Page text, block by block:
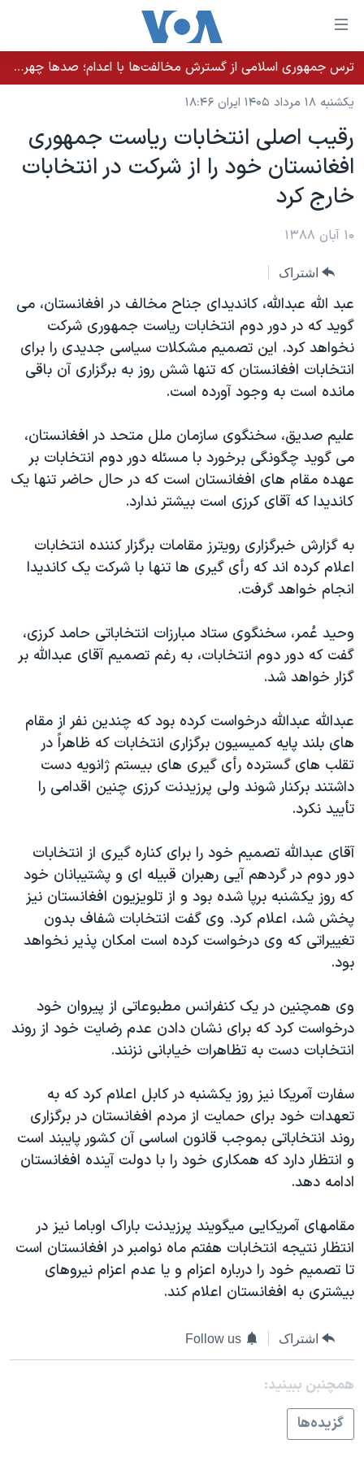
لینکهای
قابل
دسترسی
جهش
محتوای
اصلی
جهش
صفحه
جهش
جستجو
خانه
نسخه سبک وب‌سایت
موضوع ها
ایران
آمریکا
جهان
گزیده‌ها
ویژه برنامه‌ها
ویدیوها
فرهنگ و زندگی
اقتصادی
علم و فناوری
اسرائیل در جنگ
آرشیو پخش زنده
برنامه های تلویزیونی
جدول برنامه ها
صفحه‌های ویژه
عملیات خشم حماسی
۲۵۰سالگی آمریکا
بایگانی برنامه‌های تلویزیونی
مستندها
حمله جمهوری اسلامی به اسرائیل
رمز مهسا
ورزش زنان در ایران
مجموعه مستندهای دادخواهی
تریبونال مردمی آبان ۹۸
چهل سال گروگان‌گیری
قانون شفافیت دارائی کادر رهبری ایران
اسرائیل در جنگ
نرگس محمدی برنده جایزه نوبل صلح
همایش محافظه‌کاران آمریکا «سی‌پک»
صفحه‌های ویژه
سفر پرزیدنت ترامپ به چین
فرکانس‌های صدای آمریکا
پخش رادیویی
یادگیری زبان انگلیسی
دنبال کنید
زبانهای مختلف
ترس جمهوری اسلامی از گسترش مخالفت‌ها با اعدام؛ صدها چهره شناخته‌شده به دادسرا احضار شدند
یکشنبه ۱۸ مرداد ۱۴۰۵ ایران ۱۸:۴۶
رقیب اصلی انتخابات ریاست جمهوری
افغانستان خود را از شرکت در انتخابات
خارج کرد
۱۰ آبان ۱۳۸۸
اشتراک
عبد الله عبدالله، کاندیدای جناح مخالف در افغانستان، می
گوید که در دور دوم انتخابات ریاست جمهوری شرکت
نخواهد کرد. این تصمیم مشکلات سیاسی جدیدی را برای
انتخابات افغانستان که تنها شش روز به برگزاری آن باقی
مانده است به وجود آورده است.
علیم صدیق، سخنگوی سازمان ملل متحد در افغانستان،
می گوید چگونگی برخورد با مسئله دور دوم انتخابات بر
عهده مقام های افغانستان است که در حال حاضر تنها یک
کاندیدا که آقای کرزی است بیشتر ندارد.
به گزارش خبرگزاری رویترز مقامات برگزار کننده انتخابات
اعلام کرده اند که رأی گیری ها تنها با شرکت یک کاندیدا
انجام خواهد گرفت.
وحید عُمر، سخنگوی ستاد مبارزات انتخاباتی حامد کرزی،
گفت که دور دوم انتخابات، به رغم تصمیم آقای عبدالله بر
گزار خواهد شد.
عبدالله عبدالله درخواست کرده بود که چندین نفر از مقام
های بلند پایه کمیسیون برگزاری انتخابات که ظاهراً در
تقلب های گسترده رأی گیری های بیستم ژانویه دست
داشتند برکنار شوند ولی پرزیدنت کرزی چنین اقدامی را
تأیید نکرد.
آقای عبدالله تصمیم خود را برای کناره گیری از انتخابات
دور دوم در گردهم آیی رهبران قبیله ای و پشتیبانان خود
که روز یکشنبه برپا شده بود و از تلویزیون افغانستان نیز
پخش شد، اعلام کرد. وی گفت انتخابات شفاف بدون
تغییراتی که وی درخواست کرده است امکان پذیر نخواهد
بود.
وی همچنین در یک کنفرانس مطبوعاتی از پیروان خود
درخواست کرد که برای نشان دادن عدم رضایت خود از روند
انتخابات دست به تظاهرات خیابانی نزنند.
سفارت آمریکا نیز روز یکشنبه در کابل اعلام کرد که به
تعهدات خود برای حمایت از مردم افغانستان در برگزاری
روند انتخاباتی بموجب قانون اساسی آن کشور پایبند است
و انتظار دارد که همکاری خود را با دولت آینده افغانستان
ادامه دهد.
مقامهای آمریکایی میگویند پرزیدنت باراک اوباما نیز در
انتظار نتیجه انتخابات هفتم ماه نوامبر در افغانستان است
تا تصمیم خود را درباره اعزام و یا عدم اعزام نیروهای
بیشتری به افغانستان اعلام کند.
اشتراک Follow us
همچنبن ببینید:
گزيده‌ها